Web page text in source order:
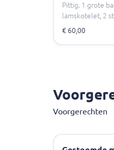
Pittig. 1 grote
lamskotelet, 2
€ 60,00
Voorgerechten